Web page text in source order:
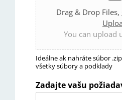
Drag & Drop Files,
You can upload
Ideálne ak nahráte súbor
všetky súbory a podklady
Zadajte vašu